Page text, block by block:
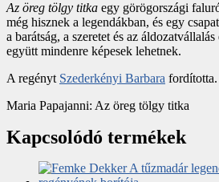
Az öreg tölgy titka egy görögországi
még hisznek a legendákban, és egy
a barátság, a szeretet és az
együtt mindenre képesek lehetnek.
A regényt Szederkényi Barbara fordította.
Maria Papajanni: Az öreg tölgy titka
Kapcsolódó termékek